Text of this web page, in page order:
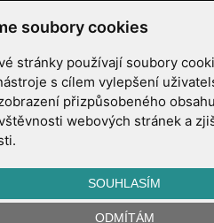
soubory cookies
stránky používají soubory
s cílem vylepšení
přizpůsobeného
webových stránek a
SOUHLASÍM
ODMÍTÁM